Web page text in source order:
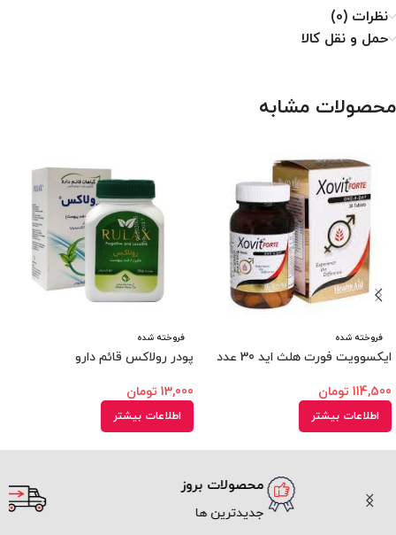
نظرات (0)
حمل و نقل کالا
محصولات مشابه
فروخته شده
ایکسوویت فورت هلث اید 30 عدد
114,500 تومان
اطلاعات بیشتر
فروخته شده
پودر رولاکس قائم دارو
13,000 تومان
اطلاعات بیشتر
محصولات بروز
جدیدترین ها
ارسال سریع
پیک و پست